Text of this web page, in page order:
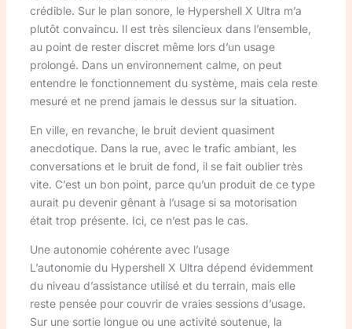
crédible. Sur le plan sonore, le Hypershell X Ultra m’a
plutôt convaincu. Il est très silencieux dans l’ensemble,
au point de rester discret même lors d’un usage
prolongé. Dans un environnement calme, on peut
entendre le fonctionnement du système, mais cela reste
mesuré et ne prend jamais le dessus sur la situation.
En ville, en revanche, le bruit devient quasiment
anecdotique. Dans la rue, avec le trafic ambiant, les
conversations et le bruit de fond, il se fait oublier très
vite. C’est un bon point, parce qu’un produit de ce type
aurait pu devenir gênant à l’usage si sa motorisation
était trop présente. Ici, ce n’est pas le cas.
Une autonomie cohérente avec l’usage
L’autonomie du Hypershell X Ultra dépend évidemment
du niveau d’assistance utilisé et du terrain, mais elle
reste pensée pour couvrir de vraies sessions d’usage.
Sur une sortie longue ou une activité soutenue, la